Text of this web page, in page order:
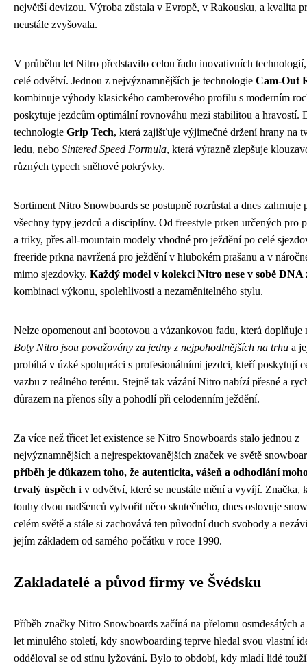
největší devizou. Výroba zůstala v Evropě, v Rakousku, a kvalita
neustále zvyšovala.
V průběhu let Nitro představilo celou řadu inovativních
celé odvětví. Jednou z nejvýznamnějších je technologie Cam-Out
kombinuje výhody klasického camberového profilu s moderním
poskytuje jezdcům optimální rovnováhu mezi stabilitou a hravostí.
technologie Grip Tech, která zajišťuje výjimečné držení hrany na
ledu, nebo Sintered Speed Formula, která výrazně zlepšuje
různých typech sněhové pokrývky.
Sortiment Nitro Snowboards se postupně rozrůstal a dnes zahrnuje
všechny typy jezdců a disciplíny. Od freestyle prken určených pro
a triky, přes all-mountain modely vhodné pro ježdění po celé
freeride prkna navržená pro ježdění v hlubokém prašanu a v
mimo sjezdovky. Každý model v kolekci Nitro nese v sobě DNA
kombinaci výkonu, spolehlivosti a nezaměnitelného stylu.
Nelze opomenout ani bootovou a vázankovou řadu, která doplňuje
Boty Nitro jsou považovány za jedny z nejpohodlnějších na trhu a
probíhá v úzké spolupráci s profesionálními jezdci, kteří poskytují
vazbu z reálného terénu. Stejně tak vázání Nitro nabízí přesné a
důrazem na přenos síly a pohodlí při celodenním ježdění.
Za více než třicet let existence se Nitro Snowboards stalo jednou z
nejvýznamnějších a nejrespektovanějších značek ve světě
příběh je důkazem toho, že autenticita, vášeň a odhodlání
trvalý úspěch i v odvětví, které se neustále mění a vyvíjí. Značka,
touhy dvou nadšenců vytvořit něco skutečného, dnes oslovuje
celém světě a stále si zachovává ten původní duch svobody a
jejím základem od samého počátku v roce 1990.
Zakladatelé a původ firmy ve Švédsku
Příběh značky Nitro Snowboards začíná na přelomu osmdesátých a
let minulého století, kdy snowboarding teprve hledal svou vlastní
odděloval se od stínu lyžování. Bylo to období, kdy mladí lidé